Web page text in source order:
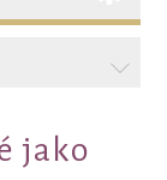
jako